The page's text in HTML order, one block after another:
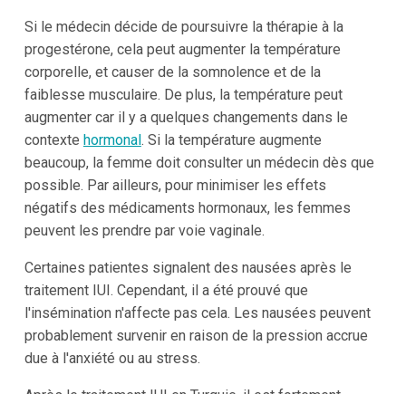
Si le médecin décide de poursuivre la thérapie à la
progestérone, cela peut augmenter la température
corporelle, et causer de la somnolence et de la
faiblesse musculaire. De plus, la température peut
augmenter car il y a quelques changements dans le
contexte hormonal . Si la température augmente
beaucoup, la femme doit consulter un médecin dès que
possible. Par ailleurs, pour minimiser les effets
négatifs des médicaments hormonaux, les femmes
peuvent les prendre par voie vaginale.
Certaines patientes signalent des nausées après le
traitement IUI. Cependant, il a été prouvé que
l'insémination n'affecte pas cela. Les nausées peuvent
probablement survenir en raison de la pression accrue
due à l'anxiété ou au stress.